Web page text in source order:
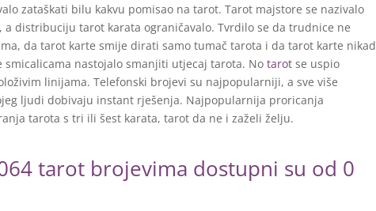
zataškati bilu kakvu pomisao na tarot. Tarot majstore se nazivalo
distribuciju tarot karata ograničavalo. Tvrdilo se da trudnice ne
da tarot karte smije dirati samo tumač tarota i da tarot karte nikad
smicalicama nastojalo smanjiti utjecaj tarota. Notarot se uspio
linijama. Telefonski brojevi su najpopularniji, a sve više
ljudi dobivaju instant rješenja. Najpopularnija proricanja
tarota s tri ili šest karata, tarot da ne i zaželi želju.
tarot brojevima dostupni su od 0